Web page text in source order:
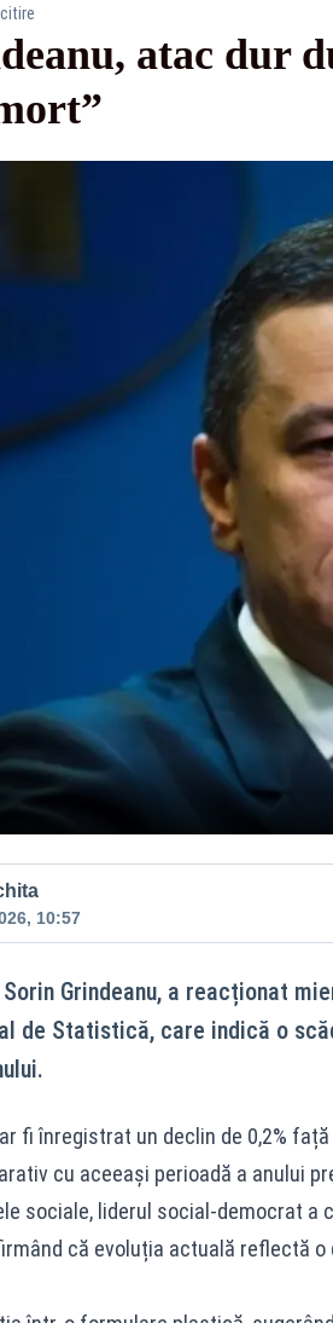
atac dur
10:57
Sorin Grindeanu, a reacționat
de Statistică, care indică o
fi înregistrat un declin de 0,2%
cu aceeași perioadă a anului
sociale, liderul social-democrat a
că evoluția actuală reflectă